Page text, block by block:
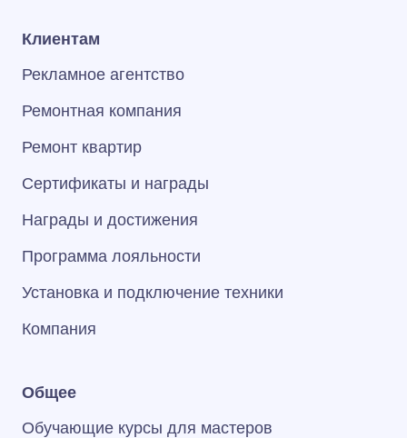
Клиентам
Рекламное агентство
Ремонтная компания
Ремонт квартир
Сертификаты и награды
Награды и достижения
Программа лояльности
Установка и подключение техники
Компания
Общее
Обучающие курсы для мастеров